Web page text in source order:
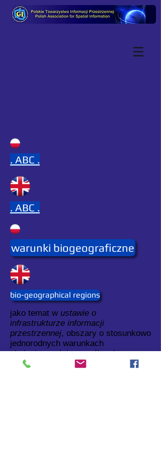
. ABC .
. ABC .
warunki biogeograficzne
bio-geographical regions
jako temat w ustawie o
infrastrukturze informacji
przestrzennej, obszary o stosunkowo
jednorodnych warunkach
ekologicznych i o wspólnych
cechach.